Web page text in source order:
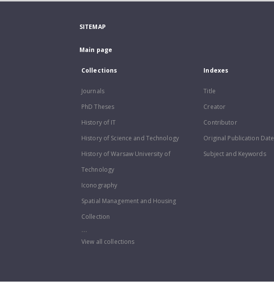
SITEMAP
Main page
Collections
Journals
PhD Theses
History of IT
History of Science and Technology
History of Warsaw University of
Technology
Iconography
Spatial Management and Housing
Collection
...
View all collections
Indexes
Title
Creator
Contributor
Original Publication Date
Subject and Keywords